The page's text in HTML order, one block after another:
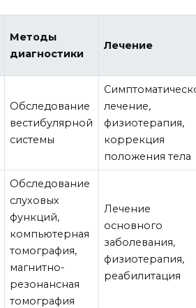
Методы
диагностики
Лечение
Обследование
вестибулярной
системы
лечение,
физиотерапия,
коррекция
положения тела
Обследование
слуховых
функций,
компьютерная
томография,
магнитно-
резонансная
томография
Лечение
основного
заболевания,
физиотерапия,
реабилитация